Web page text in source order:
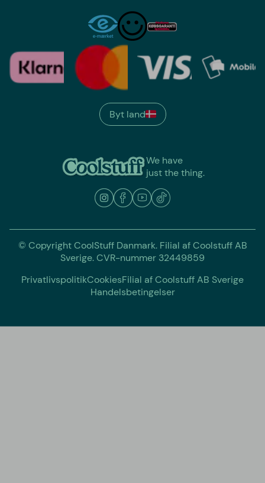
We have
just the thing.
Byt land
© Copyright CoolStuff Danmark. Filial af Coolstuff AB
Sverige. CVR-nummer 32449859
PrivatlivspolitikCookiesFilial af Coolstuff AB Sverige
Handelsbetingelser